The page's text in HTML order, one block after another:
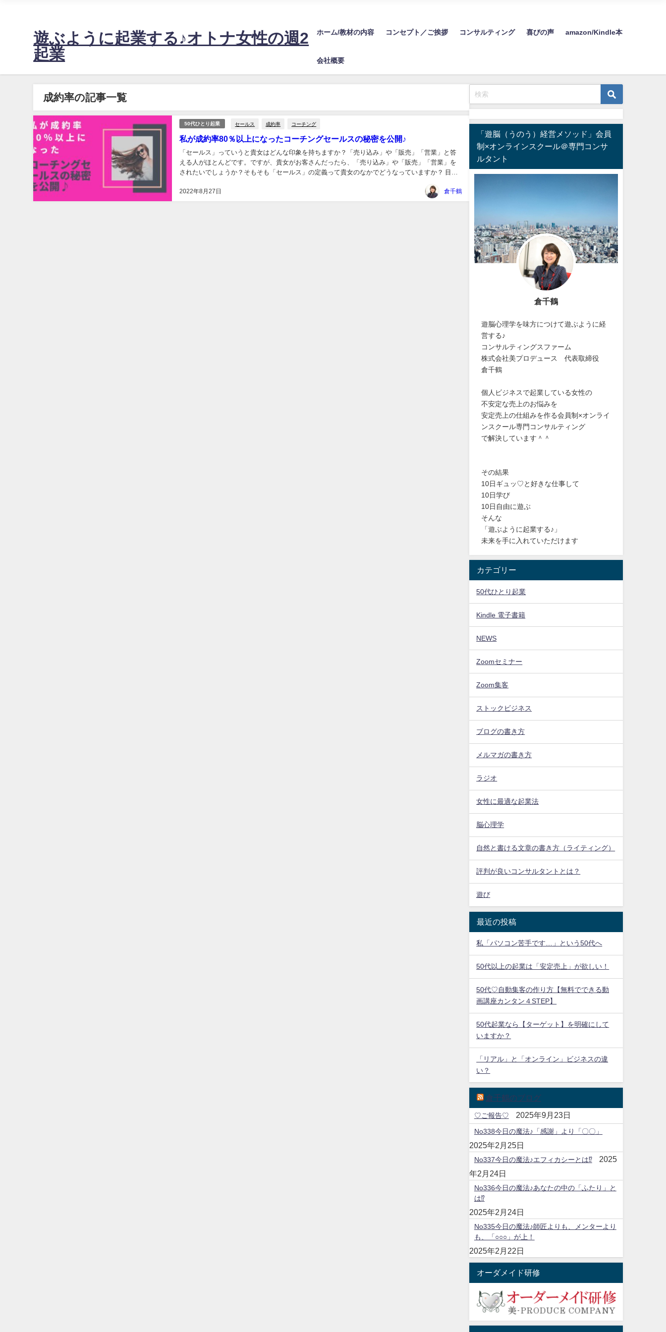
遊ぶように起業する♪オトナ女性の週2
起業
ホーム/教材の内容 コンセプト／ご挨拶 コンサルティング 喜びの声 amazon/Kindle本
会社概要
成約率の記事一覧
50代ひとり起業 セールス 成約率 コーチング
私が成約率80％以上になったコーチングセールスの秘密を公開♪
2022年8月27日
「セールス」っていうと貴女はどんな印象を持ちますか？「売り込み」や「販売」「営業」と答
える人がほとんどです。ですが、貴女がお客さんだったら、「売り込み」や「販売」「営業」を
されたいでしょうか？そもそも「セールス」の定義って貴女のなかでどうなっていますか？ 目次
倉千鶴
「遊脳（うのう）経営メソッド」会員
制×オンラインスクール＠専門コンサ
ルタント
倉千鶴
遊脳心理学を味方につけて遊ぶように経
営する♪
コンサルティングスファーム
株式会社美プロデュース 代表取締役
倉千鶴
個人ビジネスで起業している女性の
不安定な売上のお悩みを
安定売上の仕組みを作る会員制×オンライ
ンスクール専門コンサルティング
で解決しています＾＾
その結果
10日ギュッ♡と好きな仕事して
10日学び
10日自由に遊ぶ
そんな
「遊ぶように起業する♪」
未来を手に入れていただけます
カテゴリー
50代ひとり起業
Kindle 電子書籍
NEWS
Zoomセミナー
Zoom集客
ストックビジネス
ブログの書き方
メルマガの書き方
ラジオ
女性に最適な起業法
脳心理学
自然と書ける文章の書き方（ライティング）
評判が良いコンサルタントとは？
遊び
最近の投稿
私「パソコン苦手です…」という50代へ
50代以上の起業は「安定売上」が欲しい！
50代♡自動集客の作り方【無料でできる動
画講座カンタン４STEP】
50代起業なら【ターゲット】を明確にして
いますか？
「リアル」と「オンライン」ビジネスの違
い？
倉千鶴のブログ
♡ご報告♡ 2025年9月23日
No338今日の魔法♪「感謝」より「〇〇」
2025年2月25日
No337今日の魔法♪エフィカシーとは⁉
2025
年2月24日
No336今日の魔法♪あなたの中の「ふたり」と
は⁉
2025年2月24日
No335今日の魔法♪師匠よりも、メンターより
も、「○○○」が上！
2025年2月22日
オーダメイド研修